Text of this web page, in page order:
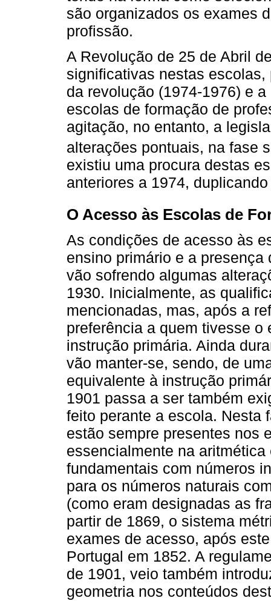
são organizados os exames
profissão.
A Revolução de 25 de Abril
significativas nestas
da revolução (1974-1976) e
escolas de formação de
agitação, no entanto, a
alterações pontuais, na fase
existiu uma procura destas
anteriores a 1974,
O Acesso às Escolas de
As condições de acesso às
ensino primário e a
vão sofrendo algumas
1930. Inicialmente, as
mencionadas, mas, após a
preferência a quem tivesse o
instrução primária. Ainda
vão manter-se, sendo, de
equivalente à instrução
1901 passa a ser também
feito perante a escola. Nesta
estão sempre presentes nos
essencialmente na
fundamentais com números
para os números naturais
(como eram designadas as
partir de 1869, o sistema
exames de acesso, após
Portugal em 1852. A
de 1901, veio também
geometria nos conteúdos